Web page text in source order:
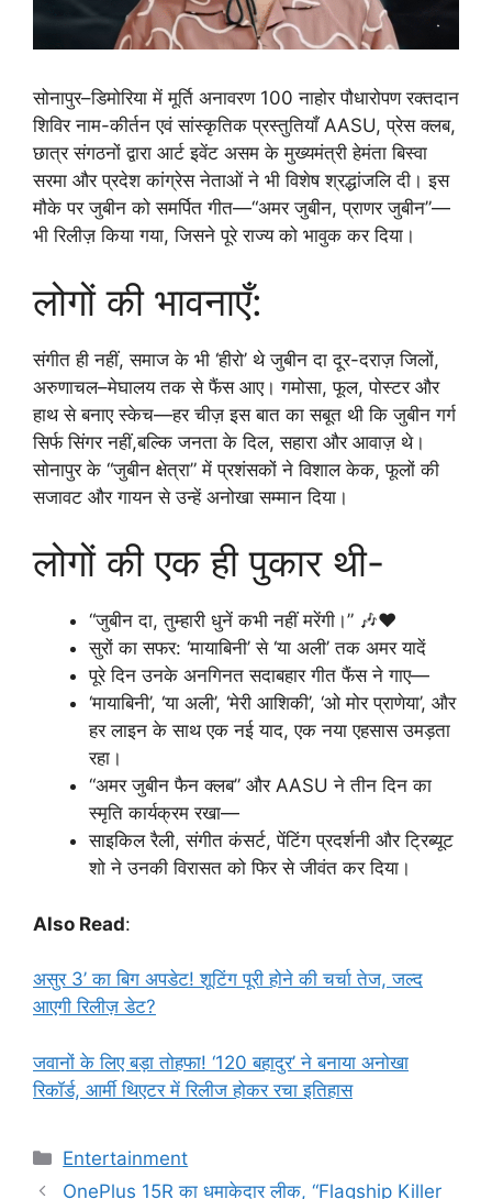
सोनापुर–डिमोरिया में मूर्ति अनावरण 100 नाहोर पौधारोपण रक्तदान
शिविर नाम-कीर्तन एवं सांस्कृतिक प्रस्तुतियाँ AASU, प्रेस क्लब,
छात्र संगठनों द्वारा आर्ट इवेंट असम के मुख्यमंत्री हेमंता बिस्वा
सरमा और प्रदेश कांग्रेस नेताओं ने भी विशेष श्रद्धांजलि दी। इस
मौके पर जुबीन को समर्पित गीत—“अमर जुबीन, प्राणर जुबीन”—
भी रिलीज़ किया गया, जिसने पूरे राज्य को भावुक कर दिया।
लोगों की भावनाएँ:
संगीत ही नहीं, समाज के भी ‘हीरो’ थे जुबीन दा दूर-दराज़ जिलों,
अरुणाचल–मेघालय तक से फैंस आए। गमोसा, फूल, पोस्टर और
हाथ से बनाए स्केच—हर चीज़ इस बात का सबूत थी कि जुबीन गर्ग
सिर्फ सिंगर नहीं,बल्कि जनता के दिल, सहारा और आवाज़ थे।
सोनापुर के “जुबीन क्षेत्रा” में प्रशंसकों ने विशाल केक, फूलों की
सजावट और गायन से उन्हें अनोखा सम्मान दिया।
लोगों की एक ही पुकार थी-
“जुबीन दा, तुम्हारी धुनें कभी नहीं मरेंगी।” 🎶❤️
सुरों का सफर: ‘मायाबिनी’ से ‘या अली’ तक अमर यादें
पूरे दिन उनके अनगिनत सदाबहार गीत फैंस ने गाए—
‘मायाबिनी’, ‘या अली’, ‘मेरी आशिकी’, ‘ओ मोर प्राणेया’, और
हर लाइन के साथ एक नई याद, एक नया एहसास उमड़ता
रहा।
“अमर जुबीन फैन क्लब” और AASU ने तीन दिन का
स्मृति कार्यक्रम रखा—
साइकिल रैली, संगीत कंसर्ट, पेंटिंग प्रदर्शनी और ट्रिब्यूट
शो ने उनकी विरासत को फिर से जीवंत कर दिया।
Also Read:
असुर 3’ का बिग अपडेट! शूटिंग पूरी होने की चर्चा तेज, जल्द
आएगी रिलीज़ डेट?
जवानों के लिए बड़ा तोहफा! ‘120 बहादुर’ ने बनाया अनोखा
रिकॉर्ड, आर्मी थिएटर में रिलीज होकर रचा इतिहास
Categories
Entertainment
OnePlus 15R का धमाकेदार लीक, “Flagship Killer